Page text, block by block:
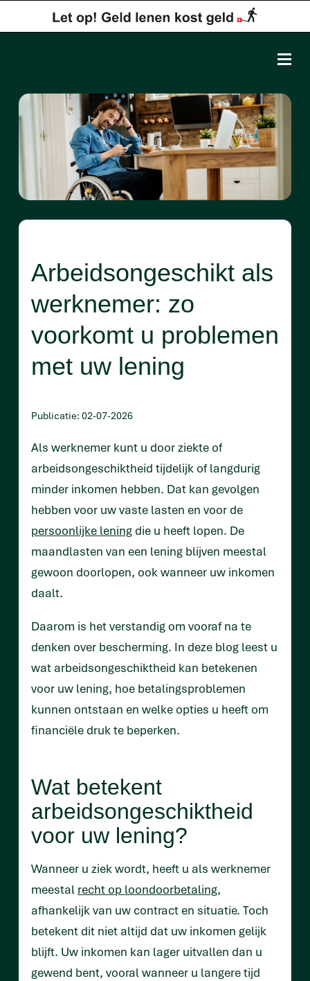
Arbeidsongeschikt als
werknemer: zo
voorkomt u problemen
met uw lening
Publicatie: 02-07-2026
Als werknemer kunt u door ziekte of
arbeidsongeschiktheid tijdelijk of langdurig
minder inkomen hebben. Dat kan gevolgen
hebben voor uw vaste lasten en voor de
persoonlijke lening die u heeft lopen. De
maandlasten van een lening blijven meestal
gewoon doorlopen, ook wanneer uw inkomen
daalt.
Daarom is het verstandig om vooraf na te
denken over bescherming. In deze blog leest u
wat arbeidsongeschiktheid kan betekenen
voor uw lening, hoe betalingsproblemen
kunnen ontstaan en welke opties u heeft om
financiële druk te beperken.
Wat betekent
arbeidsongeschiktheid
voor uw lening?
Wanneer u ziek wordt, heeft u als werknemer
meestal recht op loondoorbetaling,
afhankelijk van uw contract en situatie. Toch
betekent dit niet altijd dat uw inkomen gelijk
blijft. Uw inkomen kan lager uitvallen dan u
gewend bent, vooral wanneer u langere tijd